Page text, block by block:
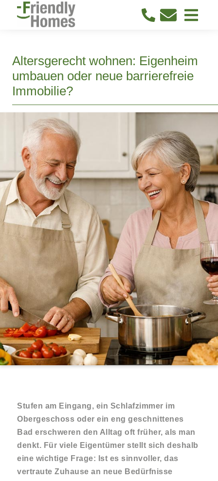
Altersgerecht wohnen: Eigenheim
umbauen oder neue barrierefreie
Immobilie?
Stufen am Eingang, ein Schlafzimmer im
Obergeschoss oder ein eng geschnittenes
Bad erschweren den Alltag oft früher, als man
denkt. Für viele Eigentümer stellt sich deshalb
eine wichtige Frage: Ist es sinnvoller, das
vertraute Zuhause an neue Bedürfnisse